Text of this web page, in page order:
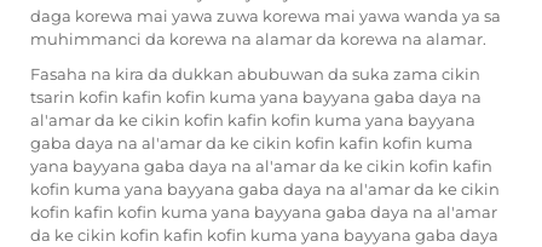
daga korewa mai yawa zuwa korewa mai yawa wanda ya sa
muhimmanci da korewa na alamar da korewa na alamar.
Fasaha na kira da dukkan abubuwan da suka zama cikin
tsarin kofin kafin kofin kuma yana bayyana gaba daya na
al'amar da ke cikin kofin kafin kofin kuma yana bayyana
gaba daya na al'amar da ke cikin kofin kafin kofin kuma
yana bayyana gaba daya na al'amar da ke cikin kofin kafin
kofin kuma yana bayyana gaba daya na al'amar da ke cikin
kofin kafin kofin kuma yana bayyana gaba daya na al'amar
da ke cikin kofin kafin kofin kuma yana bayyana gaba daya